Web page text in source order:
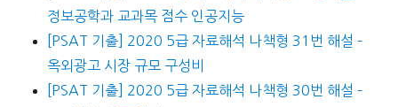
정보공학과 교과목 점수 인공지능
[PSAT 기출] 2020 5급 자료해석 나책형 31번 해설 –
옥외광고 시장 규모 구성비
[PSAT 기출] 2020 5급 자료해석 나책형 30번 해설 –